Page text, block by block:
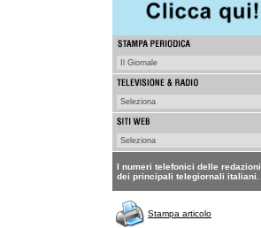
I numeri telefonici delle redazioni
dei principali telegiornali italiani.
Stampa articolo